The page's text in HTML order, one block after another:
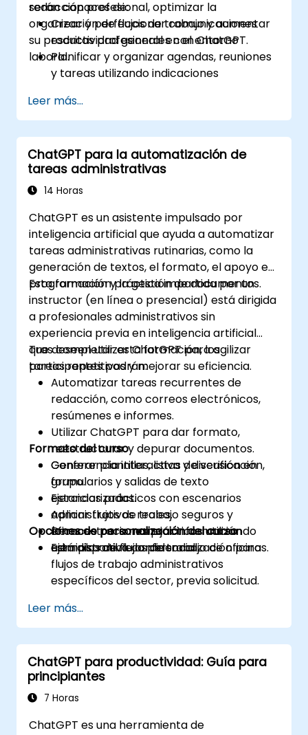
redacción profesional, optimizar la
organización de flujos de trabajo y aumentar
su productividad general en el entorno
laboral.
serán capaces de:
Crear y perfeccionar comunicaciones
escritas profesionales con ChatGPT.
Planificar y organizar agendas, reuniones
y tareas utilizando indicaciones
Generar y analizar contenido
administrativo, como informes y
resúmenes.
Integrar ChatGPT con herramientas de
productividad y automatizar flujos de
trabajo rutinarios.
Leer más...
ChatGPT para la automatización de
tareas administrativas
14 Horas
ChatGPT es un asistente impulsado por
inteligencia artificial que ayuda a automatizar
tareas administrativas rutinarias, como la
generación de textos, el formato, el apoyo en
programación y la gestión de documentos.
Esta formación práctica impartida por un
instructor (en línea o presencial) está dirigida
a profesionales administrativos sin
experiencia previa en inteligencia artificial
que deseen utilizar ChatGPT para agilizar
tareas repetitivas y mejorar su eficiencia.
Tras completar esta formación, los
participantes podrán:
Automatizar tareas recurrentes de
redacción, como correos electrónicos,
resúmenes e informes.
Utilizar ChatGPT para dar formato,
reestructurar y depurar documentos.
Generar plantillas, listas de verificación,
formularios y salidas de texto
estandarizadas.
Aplicar flujos de trabajo seguros y
eficaces para manejar información
administrativa confidencial.
Formato del curso
Conferencia interactiva y discusión en
grupo.
Ejercicios prácticos con escenarios
administrativos reales.
Demonstraciones prácticas utilizando
ejemplos de flujos de trabajo de oficinas.
Opciones de personalización del curso
Está disponible la personalización para
flujos de trabajo administrativos
específicos del sector, previa solicitud.
Leer más...
ChatGPT para productividad: Guía para
principiantes
7 Horas
ChatGPT es una herramienta de